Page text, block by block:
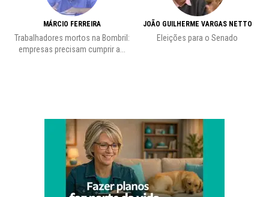
MÁRCIO FERREIRA
Trabalhadores mortos na Bombril:
empresas precisam cumprir a...
JOÃO GUILHERME VARGAS NETTO
Eleições para o Senado